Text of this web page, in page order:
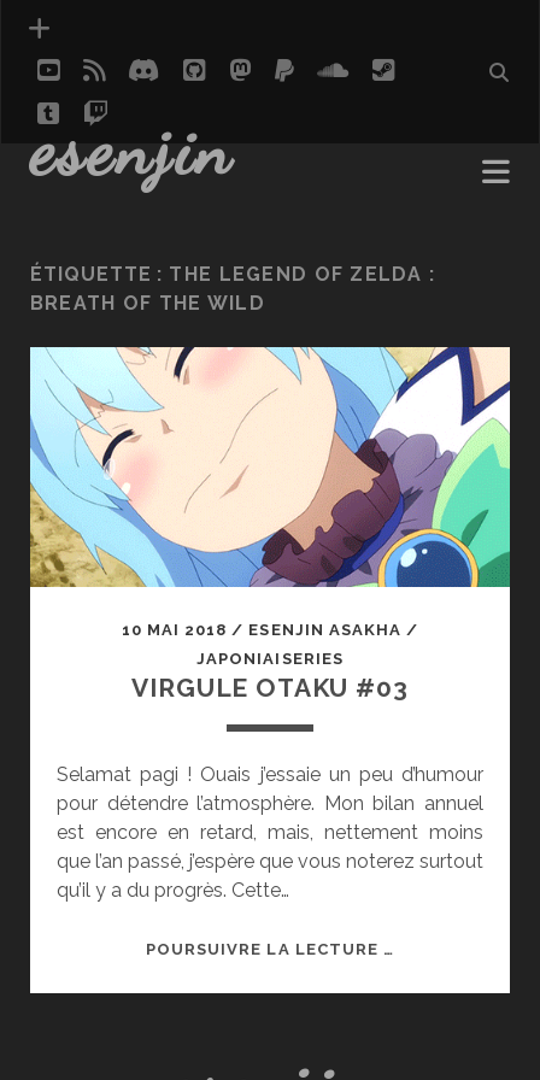
youtube
rss discord
githubmastodon
paypalsoundcloud
steam
tumblrtwitch
esenjin
ÉTIQUETTE : THE LEGEND OF ZELDA :
BREATH OF THE WILD
10 MAI 2018 / ESENJIN ASAKHA /
JAPONIAISERIES
VIRGULE OTAKU #03
Selamat pagi ! Ouais j’essaie un peu d’humour
pour détendre l’atmosphère. Mon bilan annuel
est encore en retard, mais, nettement moins
que l’an passé, j’espère que vous noterez surtout
qu’il y a du progrès. Cette…
POURSUIVRE LA LECTURE …